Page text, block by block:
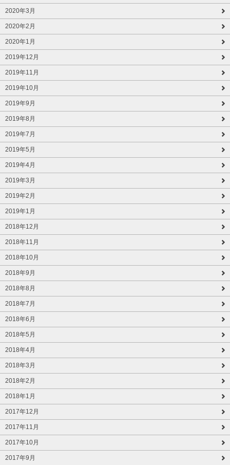
2020年3月
2020年2月
2020年1月
2019年12月
2019年11月
2019年10月
2019年9月
2019年8月
2019年7月
2019年5月
2019年4月
2019年3月
2019年2月
2019年1月
2018年12月
2018年11月
2018年10月
2018年9月
2018年8月
2018年7月
2018年6月
2018年5月
2018年4月
2018年3月
2018年2月
2018年1月
2017年12月
2017年11月
2017年10月
2017年9月